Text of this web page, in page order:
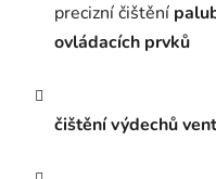
precizní čištění
ovládacích prvků
čištění výdechů